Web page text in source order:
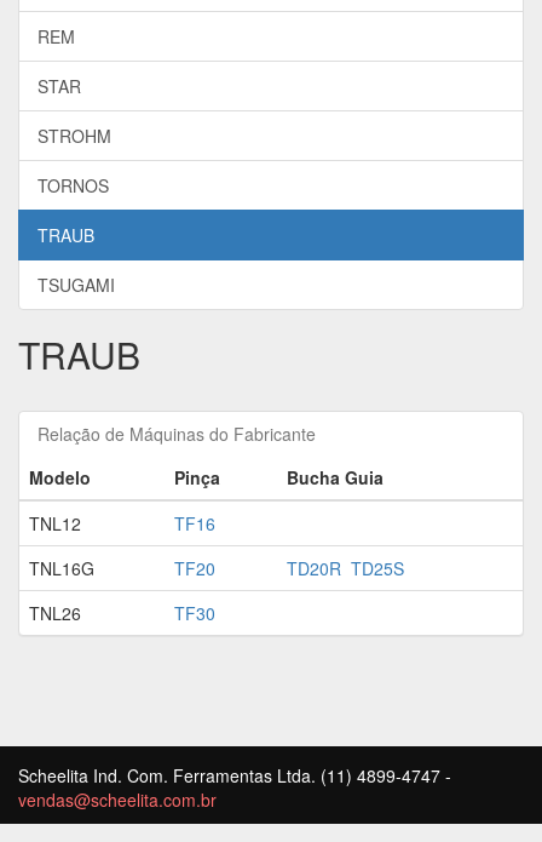
REM
STAR
STROHM
TORNOS
TRAUB
TSUGAMI
TRAUB
Relação de Máquinas do Fabricante
Modelo
Pinça
Bucha Guia
TNL12
TF16
TNL16G
TF20 TD20R TD25S
TNL26
TF30
Scheelita Ind. Com. Ferramentas Ltda. (11) 4899-4747 -
vendas@scheelita.com.br